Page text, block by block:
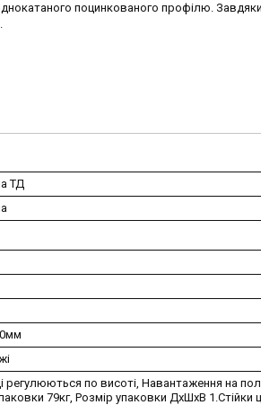
поцинкованого профілю. Завдяки
ТД
регулюються по висоті, Навантаження на
79кг, Розмір упаковки ДхШхВ 1.Стійки